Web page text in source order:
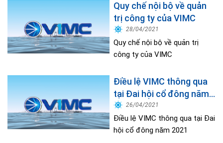
Quy chế nội bộ về quản
trị công ty của VIMC
28/04/2021
Quy chế nội bộ về quản trị
công ty của VIMC
Điều lệ VIMC thông qua
tại Đai hội cổ đông năm
202126/04/2021
Điều lệ VIMC thông qua tại Đai
hội cổ đông năm 2021